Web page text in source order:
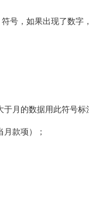
号，如果出现了数字
的数据用此符号标
款项）；